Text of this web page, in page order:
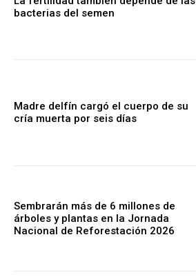
bacterias del semen
Madre delfín cargó el cuerpo de su
cría muerta por seis días
Sembrarán más de 6 millones de
árboles y plantas en la Jornada
Nacional de Reforestación 2026